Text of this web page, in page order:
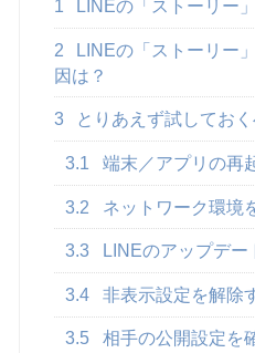
1 LINEの「ストーリー
2
LINEの「ストーリー
因は？
3 とりあえず試してお
3.1 端末／アプリの再
3.2 ネットワーク環境
3.3 LINEのアップデー
3.4 非表示設定を解除
3.5 相手の公開設定を